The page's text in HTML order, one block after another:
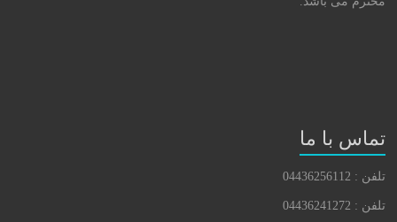
تماس با ما
تلفن : 04436256112
تلفن : 04436241272